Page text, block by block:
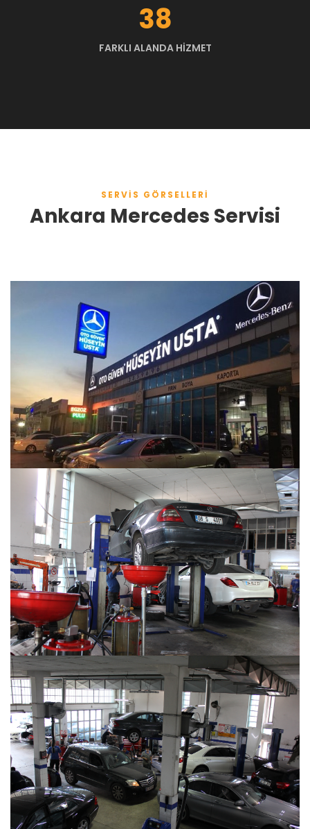
47
FARKLI ALANDA HIZMET
SERVIS GÖRSELLERI
Ankara Mercedes Servisi